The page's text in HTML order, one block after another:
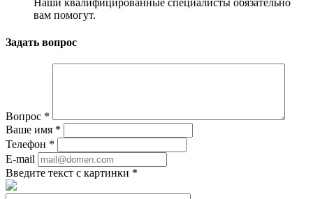
вам помогут.
Задать вопрос
Вопрос *
Ваше имя *
Телефон *
E-mail
Введите текст с картинки *